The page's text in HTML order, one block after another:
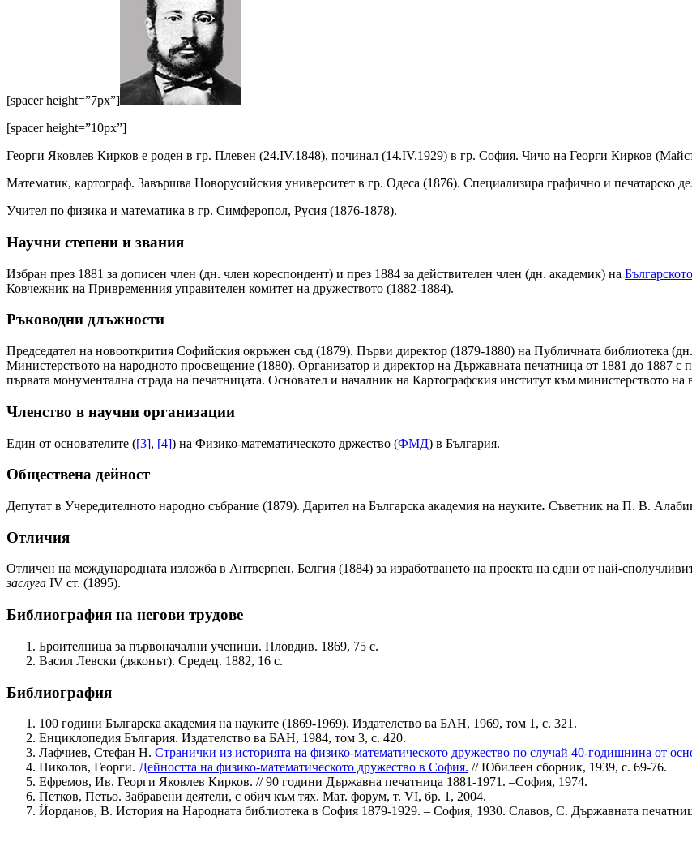
[spacer height=”7px”]
[spacer height=”10px”]
Георги Яковлев Кирков е роден в гр. Плевен (24.IV.1848), починал (14.IV.1929) в гр. София. Чичо на Георги Кирков
Математик, картограф. Завършва Новорусийския университет в гр. Одеса (1876). Специализира графично и печатарско
Учител по физика и математика в гр. Симферопол, Русия (1876-1878).
Научни степени и звания
Избран през 1881 за дописен член (дн. член кореспондент) и през 1884 за действителен член (дн. академик) на
Ковчежник на Привременния управителен комитет на дружеството (1882-1884).
Ръководни длъжности
Председател на новооткрития Софийския окръжен съд (1879). Първи директор (1879-1880) на Публичната библиотека
Министерството на народното просвещение (1880). Организатор и директор на Държавната печатница от 1881 до 1887 с
първата монументална сграда на печатницата. Основател и началник на Картографския институт към министерството на
Членство в научни организации
Един от основателите ([3], [4]) на Физико-математическото држество (ФМД) в България.
Обществена дейност
Депутат в Учередителното народно събрание (1879). Дарител на Българска академия на науките. Съветник на П. В.
Отличия
Отличен на международната изложба в Антверпен, Белгия (1884) за изработването на проекта на едни от най-
заслуга IV ст. (1895).
Библиография на негови трудове
Броителница за първоначални ученици. Пловдив. 1869, 75 с.
Васил Левски (дяконът). Средец. 1882, 16 с.
Библиография
100 години Българска академия на науките (1869-1969). Издателство ва БАН, 1969, том 1, с. 321.
Енциклопедия България. Издателство ва БАН, 1984, том 3, с. 420.
Лафчиев, Стефан Н. Странички из историята на физико-математическото дружество по случай 40-годишнина от
Николов, Георги. Дейността на физико-математическото дружество в София. // Юбилеен сборник, 1939, с. 69-76.
Ефремов, Ив. Георги Яковлев Кирков. // 90 години Държавна печатница 1881-1971. –София, 1974.
Петков, Петьо. Забравени деятели, с обич към тях. Мат. форум, т. VI, бр. 1, 2004.
Йорданов, В. История на Народната библиотека в София 1879-1929. – София, 1930. Славов, С. Държавната